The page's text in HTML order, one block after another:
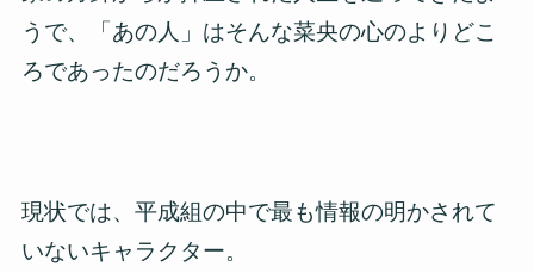
うで、「あの人」はそんな菜央の心のよりどこ
ろであったのだろうか。
現状では、平成組の中で最も情報の明かされて
いないキャラクター。